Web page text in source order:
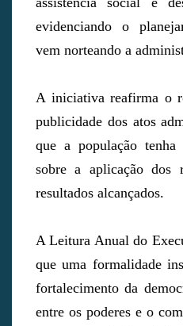
evidenciando o
vem norteando a
A iniciativa reafirma o
publicidade dos atos
que a população tenha
sobre a aplicação dos
resultados alcançados.
A Leitura Anual do
que uma formalidade
fortalecimento da
entre os poderes e o